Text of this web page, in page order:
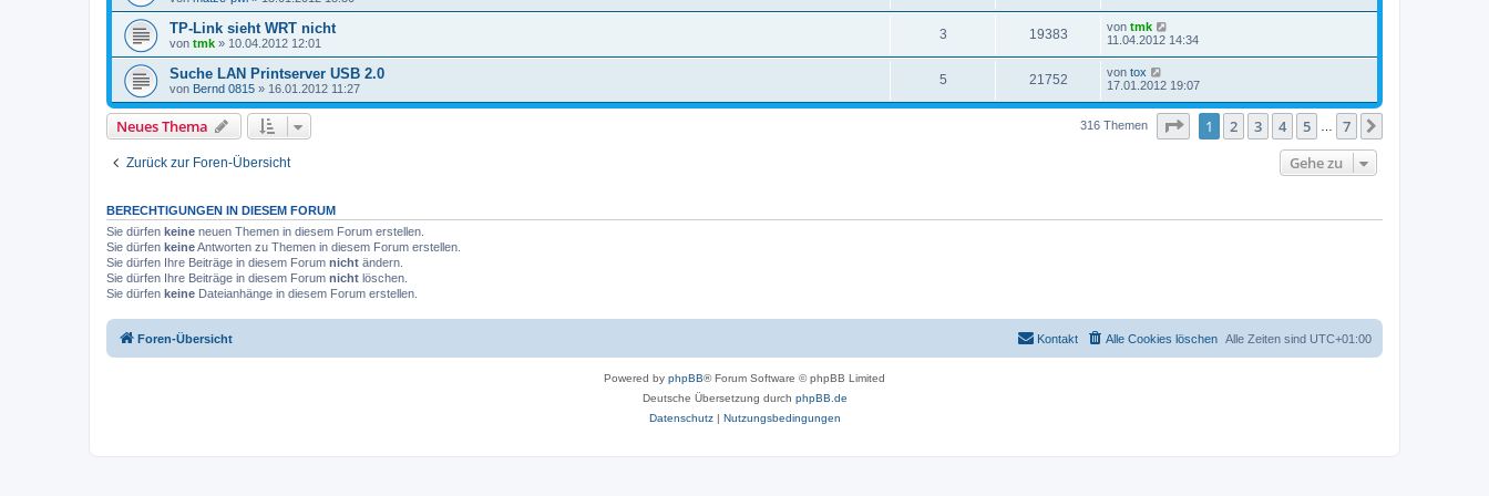
TP-Link sieht WRT nicht
von tmk » 10.04.2012 12:01
3 19383 von tmk
11.04.2012 14:34
Suche LAN Printserver USB 2.0
von Bernd 0815 » 16.01.2012 11:27
5 21752 von tox
17.01.2012 19:07
Neues Thema 316 Themen Seite von7
1 2 3 4 5 7
Zurück zur Foren-Übersicht Gehe zu
BERECHTIGUNGEN IN DIESEM FORUM
Sie dürfen keine neuen Themen in diesem Forum erstellen.
Sie dürfen keineAntworten zu Themen in diesem Forum erstellen.
Sie dürfen Ihre Beiträge in diesem Forum nicht ändern.
Sie dürfen Ihre Beiträge in diesem Forum nicht löschen.
Sie dürfen keine Dateianhänge in diesem Forum erstellen.
Foren-Übersicht Alle Zeiten sind UTC+01:00
Alle Cookies löschen
Kontakt
Powered by phpBB® Forum Software © phpBB Limited
Deutsche Übersetzung durch phpBB.de
Datenschutz| Nutzungsbedingungen